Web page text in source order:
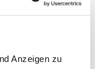
Anzeigen zu